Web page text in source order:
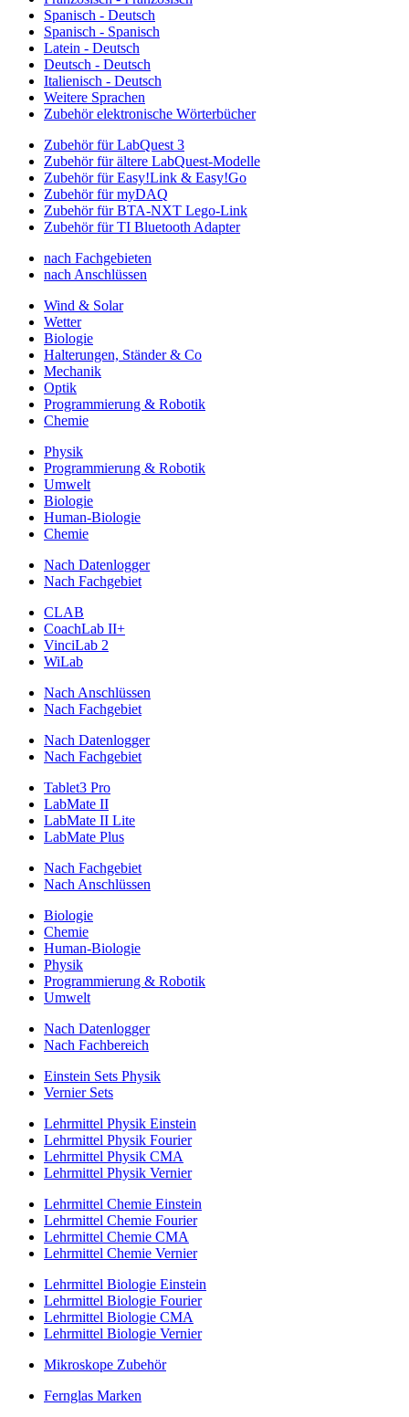
Spanisch - Deutsch
Spanisch - Spanisch
Latein - Deutsch
Deutsch - Deutsch
Italienisch - Deutsch
Weitere Sprachen
Zubehör elektronische Wörterbücher
Zubehör für LabQuest 3
Zubehör für ältere LabQuest-Modelle
Zubehör für Easy!Link & Easy!Go
Zubehör für myDAQ
Zubehör für BTA-NXT Lego-Link
Zubehör für TI Bluetooth Adapter
nach Fachgebieten
nach Anschlüssen
Wind & Solar
Wetter
Biologie
Halterungen, Ständer & Co
Mechanik
Optik
Programmierung & Robotik
Chemie
Physik
Programmierung & Robotik
Umwelt
Biologie
Human-Biologie
Chemie
Nach Datenlogger
Nach Fachgebiet
CLAB
CoachLab II+
VinciLab 2
WiLab
Nach Anschlüssen
Nach Fachgebiet
Nach Datenlogger
Nach Fachgebiet
Tablet3 Pro
LabMate II
LabMate II Lite
LabMate Plus
Nach Fachgebiet
Nach Anschlüssen
Biologie
Chemie
Human-Biologie
Physik
Programmierung & Robotik
Umwelt
Nach Datenlogger
Nach Fachbereich
Einstein Sets Physik
Vernier Sets
Lehrmittel Physik Einstein
Lehrmittel Physik Fourier
Lehrmittel Physik CMA
Lehrmittel Physik Vernier
Lehrmittel Chemie Einstein
Lehrmittel Chemie Fourier
Lehrmittel Chemie CMA
Lehrmittel Chemie Vernier
Lehrmittel Biologie Einstein
Lehrmittel Biologie Fourier
Lehrmittel Biologie CMA
Lehrmittel Biologie Vernier
Mikroskope Zubehör
Fernglas Marken